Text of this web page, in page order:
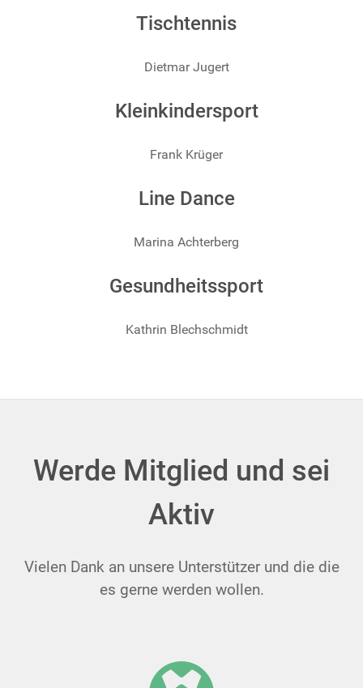
Tischtennis
Dietmar Jugert
Kleinkindersport
Frank Krüger
Line Dance
Marina Achterberg
Gesundheitssport
Kathrin Blechschmidt
Werde Mitglied und sei
Aktiv
Vielen Dank an unsere Unterstützer und die die
es gerne werden wollen.